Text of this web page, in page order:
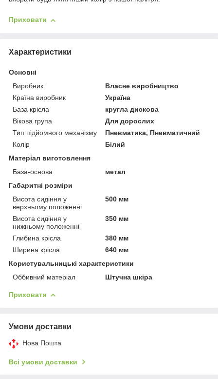
Приховати
Характеристики
Основні
Виробник
Власне виробництво
Країна виробник
Україна
База крісла
кругла дискова
Вікова група
Для дорослих
Тип підйомного механізму
Пневматика, Пневматичний
Колір
Білий
Матеріал виготовлення
База-основа
метал
Габаритні розміри
Висота сидіння у
верхньому положенні
500 мм
Висота сидіння у
нижньому положенні
350 мм
Глибина крісла
380 мм
Ширина крісла
640 мм
Користувальницькі характеристики
Оббивний матеріал
Штучна шкіра
Приховати
Умови доставки
Нова Пошта
Всі умови доставки